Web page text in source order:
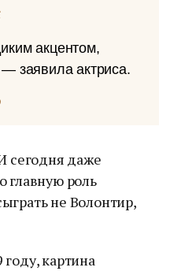
акцентом,
заявила актриса.
сегодня даже
главную роль
не Волонтир,
картина